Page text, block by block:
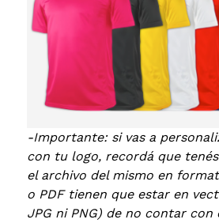
-Importante: si vas a
con tu logo, recordá que
el archivo del mismo en
o PDF tienen que estar en
JPG ni PNG) de no contar con